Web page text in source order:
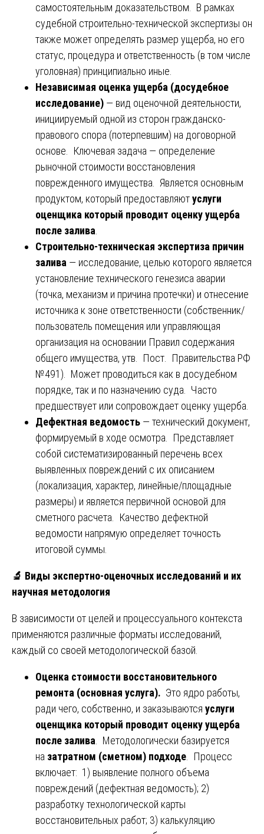
самостоятельным доказательством. В рамках
судебной строительно-технической экспертизы он
также может определять размер ущерба, но его
статус, процедура и ответственность (в том числе
уголовная) принципиально иные.
Независимая оценка ущерба (досудебное
исследование) — вид оценочной деятельности,
инициируемый одной из сторон гражданско-
правового спора (потерпевшим) на договорной
основе. Ключевая задача — определение
рыночной стоимости восстановления
поврежденного имущества. Является основным
продуктом, который предоставляютуслуги
оценщика который проводит оценку ущерба
после залива
Строительно-техническая экспертиза причин
залива — исследование, целью которого является
установление технического генезиса аварии
(точка, механизм и причина протечки) и отнесение
источника к зоне ответственности (собственник/
пользователь помещения или управляющая
организация на основании Правил содержания
общего имущества, утв. Пост. Правительства РФ
№491). Может проводиться как в досудебном
порядке, так и по назначению суда. Часто
предшествует или сопровождает оценку ущерба.
Дефектная ведомость — технический документ,
формируемый в ходе осмотра. Представляет
собой систематизированный перечень всех
выявленных повреждений с их описанием
(локализация, характер, линейные/площадные
размеры) и является первичной основой для
сметного расчета. Качество дефектной
ведомости напрямую определяет точность
итоговой суммы.
🔬 Виды экспертно-оценочных исследований и их
научная методология
В зависимости от целей и процессуального контекста
применяются различные форматы исследований,
каждый со своей методологической базой.
Оценка стоимости восстановительного
ремонта (основная услуга). Это ядро работы,
ради чего, собственно, и заказываются услуги
оценщика который проводит оценку ущерба
после залива . Методологически базируется
на затратном (сметном) подходе . Процесс
включает: 1) выявление полного объема
повреждений (дефектная ведомость); 2)
разработку технологической карты
восстановительных работ; 3) калькуляцию